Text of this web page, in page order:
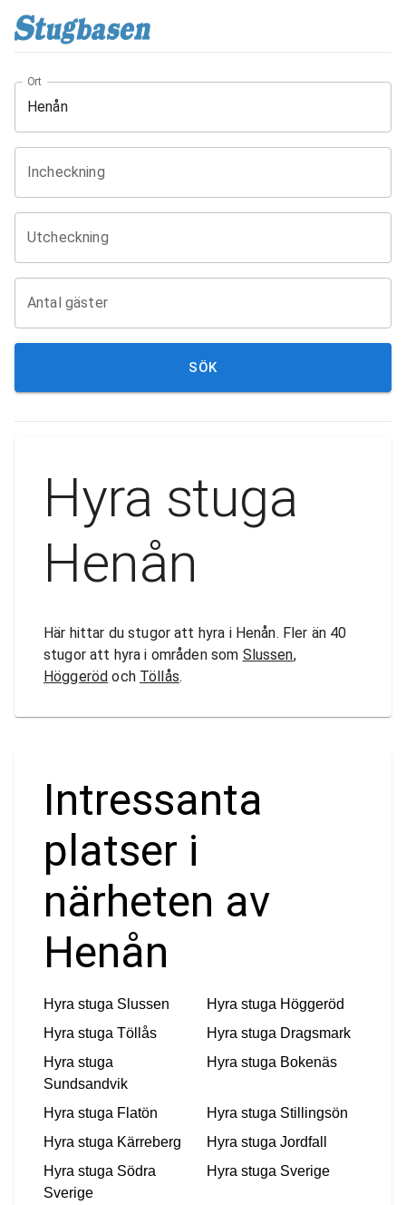
Ort
Incheckning
Utcheckning
Antal gäster
SÖK
Hyra stuga
Henån
Här hittar du stugor att hyra i Henån. Fler än 40
stugor att hyra i områden som Slussen,
Höggeröd och Töllås.
Intressanta
platser i
närheten av
Henån
Hyra stuga Slussen Hyra stuga Höggeröd
Hyra stuga Töllås Hyra stuga Dragsmark
Hyra stuga
Sundsandvik
Hyra stuga Bokenäs
Hyra stuga Flatön Hyra stuga Stillingsön
Hyra stuga Kärreberg Hyra stuga Jordfall
Hyra stuga Södra
Sverige
Hyra stuga Sverige